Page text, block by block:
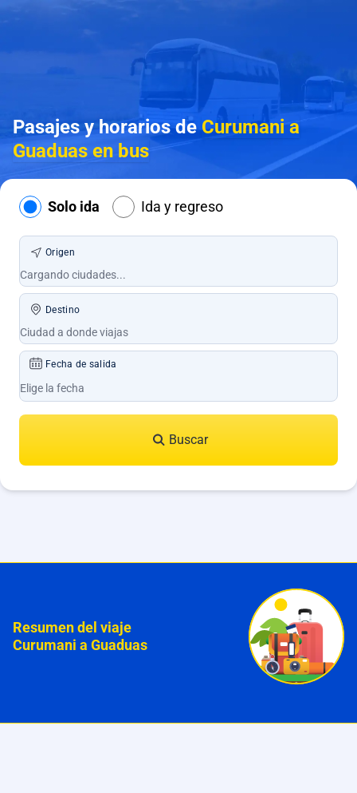
Pasajes y horarios deCurumani a
Guaduas en bus
Solo ida Ida y regreso
Origen
Destino
Fecha de salida
Buscar
Resumen del viaje
Curumani a Guaduas